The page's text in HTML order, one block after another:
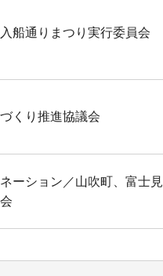
船通りまつり実行委員会
くり推進協議会
ーション／山吹町、富士見